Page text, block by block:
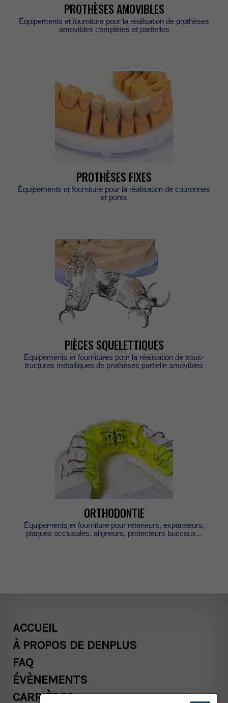
PROTHÈSESAMOVIBLES
Équipementsetfourniturepourlaréalisationdeprothèses
amoviblescomplètesetpartielles
PROTHÈSESFIXES
Équipementsetfourniturepourlaréalisationdecouronnes
etponts
PIÈCESSQUELETTIQUES
Équipementsetfourniturespourlaréalisationdesous-
tructuresmétalliquesdeprothèsespartielleamovibles
ORTHODONTIE
Équipementsetfourniturepourreteneurs,expanseurs,
plaquesocclusales,aligneurs,protecteursbuccaux...
ACCUEIL
ÀPROPOSDEDENPLUS
FAQ
ÉVÈNEMENTS
CARRIÈRES